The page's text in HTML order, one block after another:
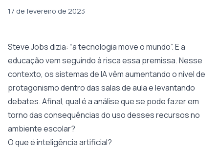
17 de fevereiro de 2023
Steve Jobs dizia: “a tecnologia move o mundo”. E a
educação vem seguindo à risca essa premissa. Nesse
contexto, os sistemas de IA vêm aumentando o nível de
protagonismo dentro das salas de aula e levantando
debates. Afinal, qual é a análise que se pode fazer em
torno das consequências do uso desses recursos no
ambiente escolar?
O que é inteligência artificial?